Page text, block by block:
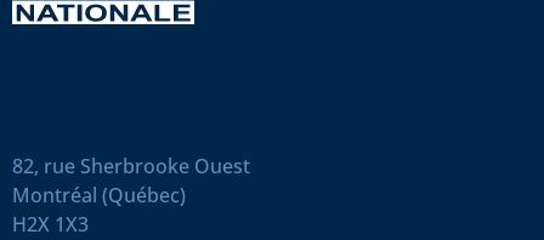
82, rue Sherbrooke Ouest
Montréal (Québec)
H2X 1X3